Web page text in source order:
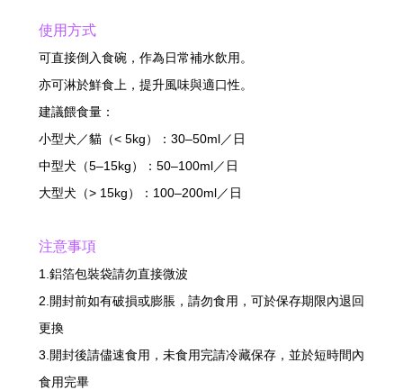
使用方式
可直接倒入食碗，作為日常補水飲用。
亦可淋於鮮食上，提升風味與適口性。
建議餵食量：
小型犬／貓（< 5kg）：30–50ml／日
中型犬（5–15kg）：50–100ml／日
大型犬（> 15kg）：100–200ml／日
注意事項
1.鋁箔包裝袋請勿直接微波
2.開封前如有破損或膨脹，請勿食用，可於保存期限內退回
更換
3.開封後請儘速食用，未食用完請冷藏保存，並於短時間內
食用完畢